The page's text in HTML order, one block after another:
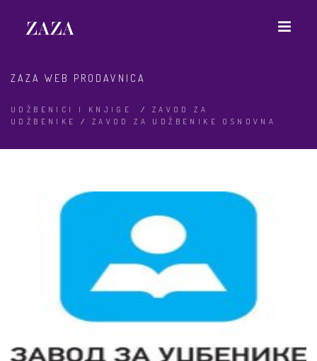
ZAZA WEB PRODAVNICA
UDŽBENICI I KNJIGE / ZAVOD ZA
UDŽBENIKE
/ ZAVOD ZA UDŽBENIKE OSNOVNA